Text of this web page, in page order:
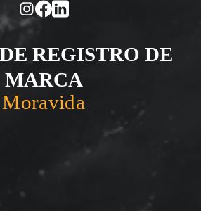
REGISTRO DE
MARCA
Moravida